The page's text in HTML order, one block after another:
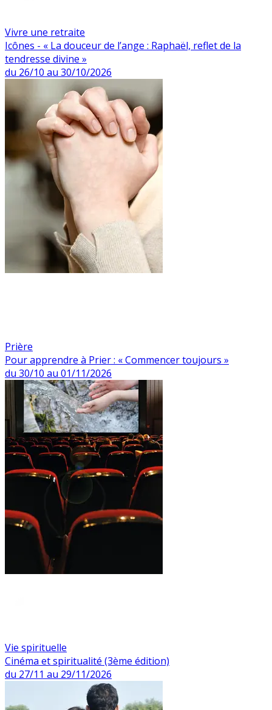
Vivre une retraite
Icônes - « La douceur de l’ange : Raphaël, reflet de la
tendresse divine »
du 26/10 au 30/10/2026
Prière
Pour apprendre à Prier : « Commencer toujours »
du 30/10 au 01/11/2026
Vie spirituelle
Cinéma et spiritualité (3ème édition)
du 27/11 au 29/11/2026